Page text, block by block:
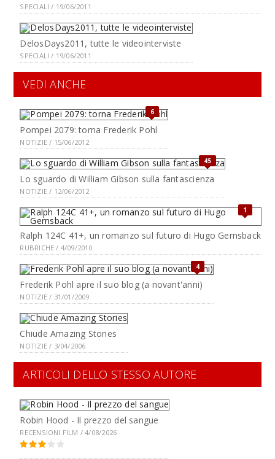
SPECIALI / 19/06/2011
DelosDays2011, tutte le videointerviste
SPECIALI / 19/06/2011
VEDI ANCHE
6
Pompei 2079: torna Frederik Pohl
NOTIZIE / 15/06/2012
45
Lo sguardo di William Gibson sulla fantascienza
NOTIZIE / 12/06/2012
1
Ralph 124C 41+, un romanzo sul futuro di Hugo Gernsback
RUBRICHE / 4/09/2010
4
Frederik Pohl apre il suo blog (a novant'anni)
NOTIZIE / 31/01/2009
Chiude Amazing Stories
NOTIZIE / 3/04/2006
ARTICOLI DELLO STESSO AUTORE
Robin Hood - Il prezzo del sangue
RECENSIONI FILM / 4/08/2026